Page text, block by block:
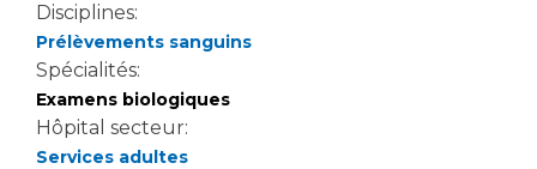
Disciplines:
Prélèvements sanguins
Spécialités:
Examens biologiques
Hôpital secteur:
Services adultes